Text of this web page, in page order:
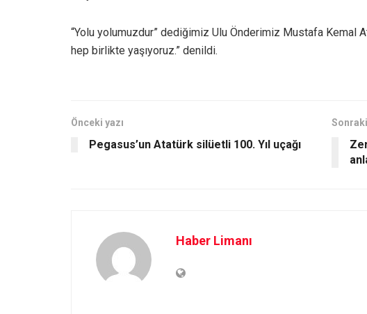
“Yolu yolumuzdur” dediğimiz Ulu Önderimiz Mustafa Kemal
hep birlikte yaşıyoruz.” denildi.
Önceki yazı
Pegasus’un Atatürk silüetli 100. Yıl uçağı
Haber Limanı